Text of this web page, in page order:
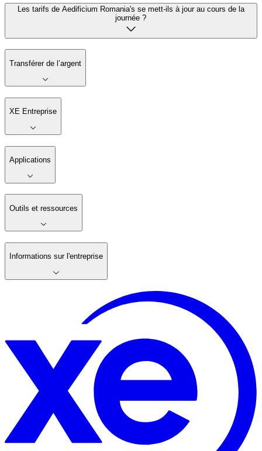
Les tarifs de Aedificium Romania's se mett-ils à jour au cours de la
journée ?
Transférer de l’argent
XE Entreprise
Applications
Outils et ressources
Informations sur l'entreprise